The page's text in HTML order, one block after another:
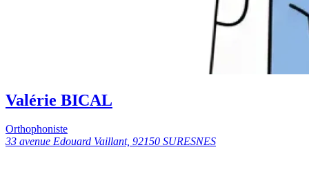
Valérie BICAL
Orthophoniste
33 avenue Edouard Vaillant, 92150 SURESNES